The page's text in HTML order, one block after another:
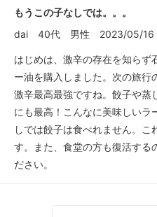
もうこの子なしでは。。。
dai
40代 男性 2023/05/16
はじめは、激辛の存在を知らず
ー油を購入しました。次の旅行
激辛最高最強ですね。餃子や蒸
にも最高！こんなに美味しいラ
しでは餃子は食べれません。こ
す。また、食堂の方も復活する
ださい。